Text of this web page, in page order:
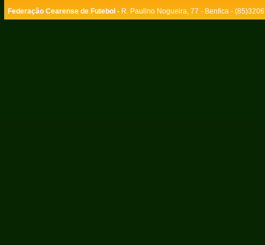
Federação Cearense de Futebol - R. Paulino Nogueira, 77 - Benfica -